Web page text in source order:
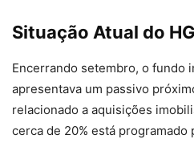
Situação Atual do
Encerrando setembro, o fundo
apresentava um passivo
relacionado a aquisições
cerca de 20% está